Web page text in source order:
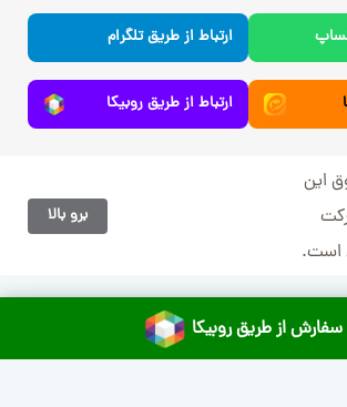
ارتباط از طریق تلگرام
ارتباط از طریق روبیکا
این
است.
برو بالا
سفارش از طریق روبیکا